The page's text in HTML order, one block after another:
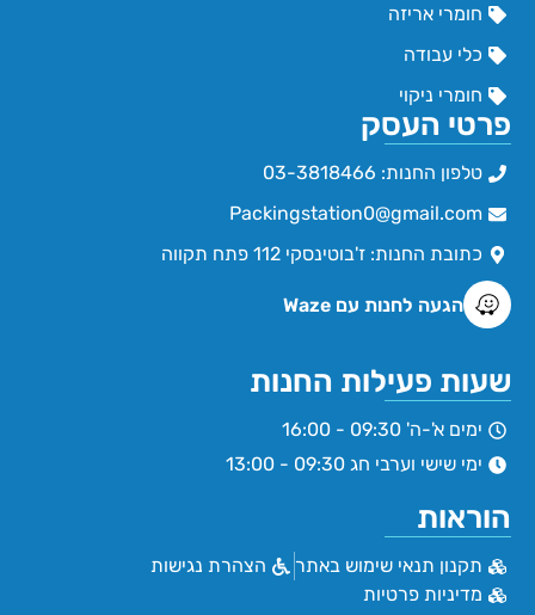
חומרי אריזה
כלי עבודה
חומרי ניקוי
פרטי העסק
טלפון החנות: 03-3818466
Packingstation0@gmail.com
כתובת החנות: ז'בוטינסקי 112 פתח תקווה
הגעה לחנות עם Waze
שעות פעילות החנות
ימים א'-ה' 09:30 - 16:00
ימי שישי וערבי חג 09:30 - 13:00
הוראות
תקנון תנאי שימוש באתר
הצהרת נגישות
מדיניות פרטיות